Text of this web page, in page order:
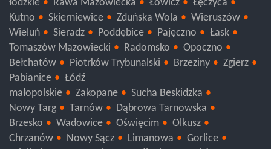
łódzkie
Rawa Mazowiecka Łowicz
Łęczyca
Kutno
Skierniewice Zduńska Wola
Wieruszów
Wieluń
Sieradz Poddębice Pajęczno
Łask
Tomaszów Mazowiecki
Radomsko
Opoczno
Bełchatów
Piotrków Trybunalski Brzeziny
Zgierz
Pabianice
Łódź
małopolskie
Zakopane
Sucha Beskidzka
Nowy Targ
Tarnów
Dąbrowa Tarnowska
Brzesko
Wadowice Oświęcim
Olkusz
Chrzanów
Nowy Sącz Limanowa
Gorlice